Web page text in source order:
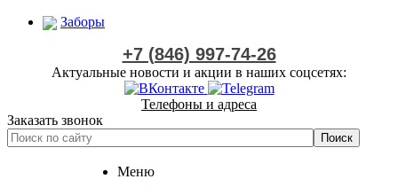
Заборы
+7 (846) 997-74-26
Актуальные новости и акции в наших соцсетях:
Телефоны и адреса
Заказать звонок
Меню